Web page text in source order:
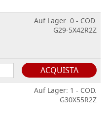
Auf Lager: 0 - COD.
G29-5X42R2Z
ACQUISTA
Auf Lager: 1 - COD.
G30X55R2Z